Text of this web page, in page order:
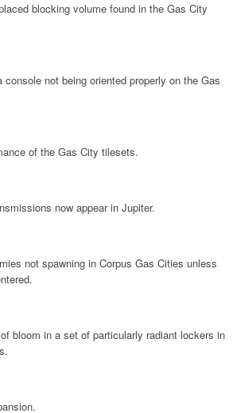
blocking volume found in the Gas City
not being oriented properly on the Gas
of the Gas City tilesets.
now appear in Jupiter.
not spawning in Corpus Gas Cities unless
bloom in a set of particularly radiant lockers in